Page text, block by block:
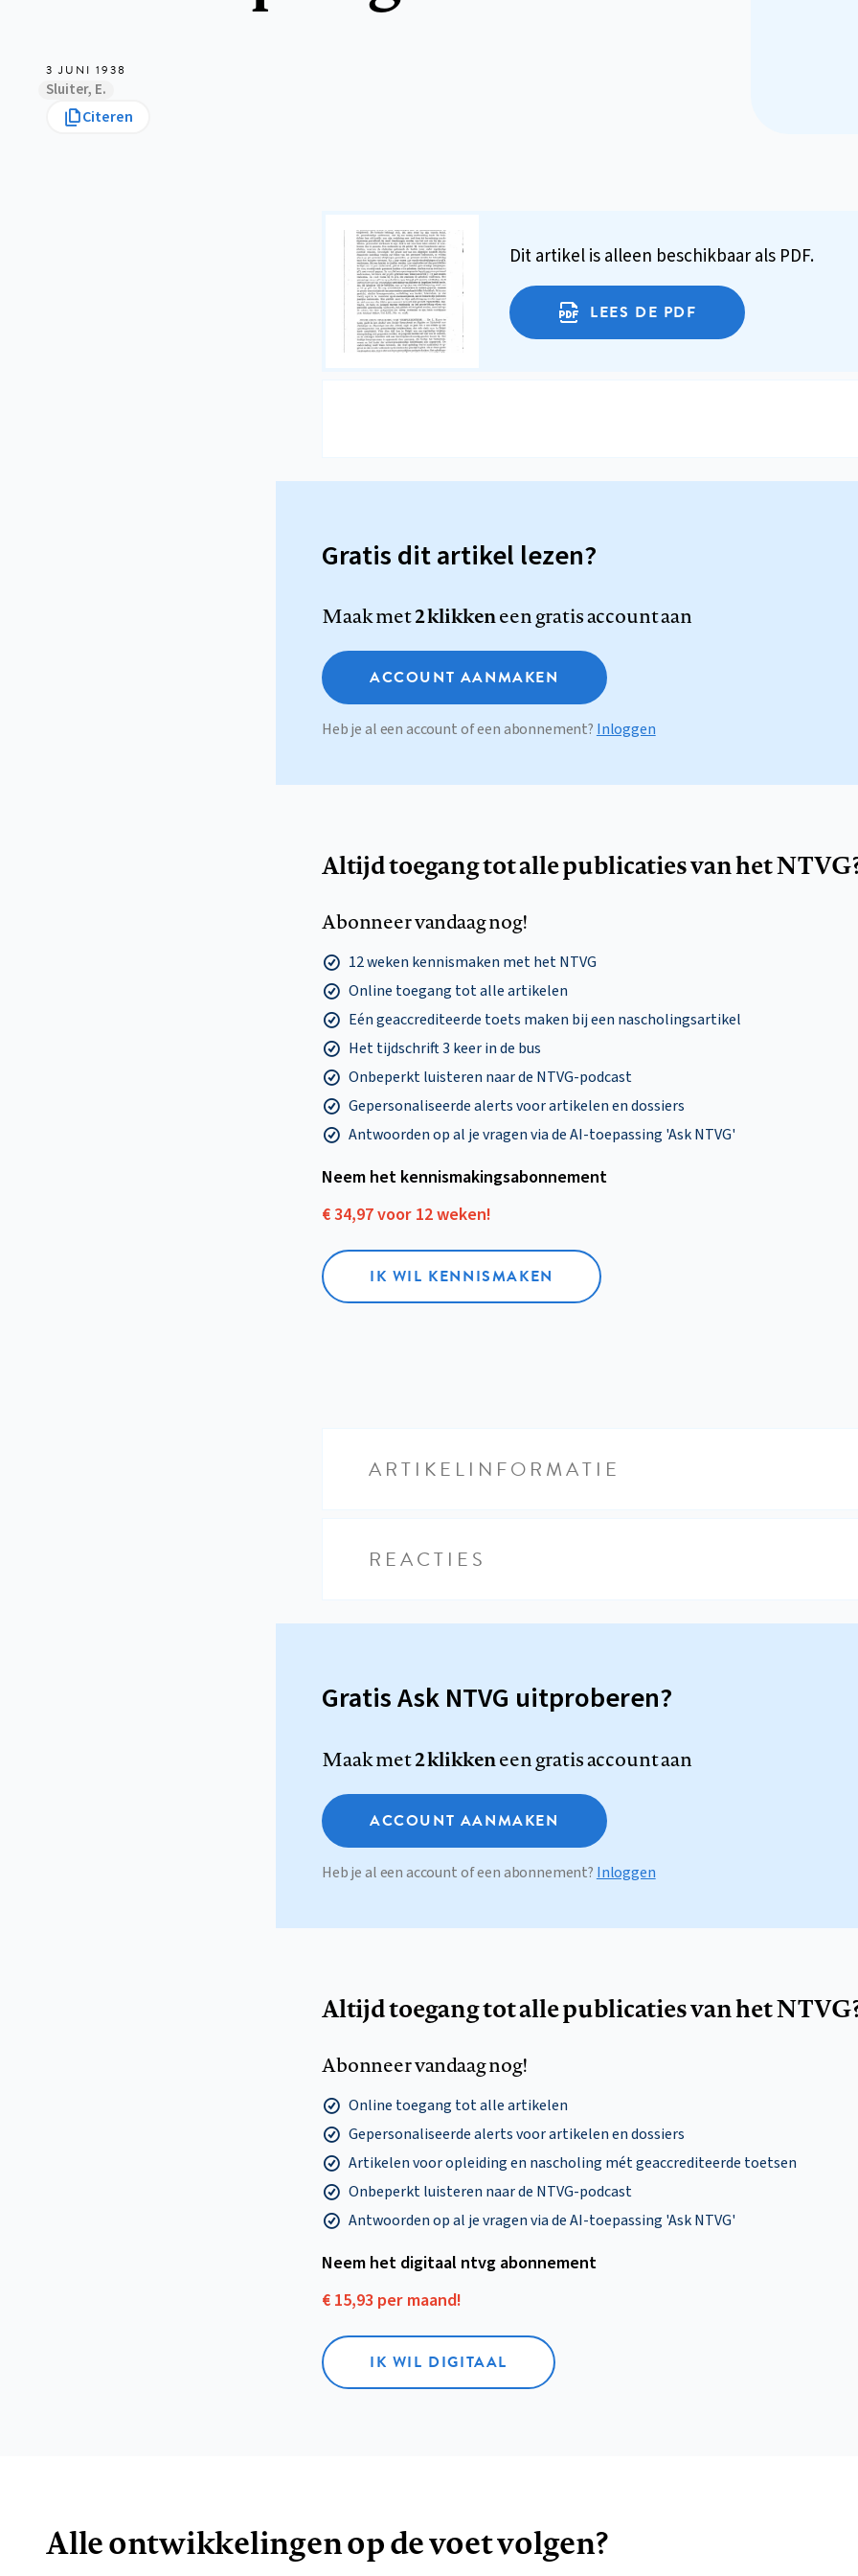
3 JUNI 1938
Sluiter, E.
Citeren
Dit artikel is alleen beschikbaar als PDF.
LEES DE PDF
Gratis dit artikel lezen?
Maak met2 klikkeneen gratis account aan
ACCOUNT AANMAKEN
Heb je al een account of een abonnement? Inloggen
Altijd toegang tot alle publicaties van het
Abonneer vandaag nog!
12 weken kennismaken met het NTVG
Online toegang tot alle artikelen
Eén geaccrediteerde toets maken bij een nascholingsartikel
Het tijdschrift 3 keer in de bus
Onbeperkt luisteren naar de NTVG-podcast
Gepersonaliseerde alerts voor artikelen en dossiers
Antwoorden op al je vragen via de AI-toepassing 'Ask NTVG'
Neem het kennismakings­abonnement
€ 34,97 voor 12 weken!
IK WIL KENNISMAKEN
ARTIKELINFORMATIE
REACTIES
Gratis Ask NTVG uitproberen?
Maak met2 klikkeneen gratis account aan
ACCOUNT AANMAKEN
Heb je al een account of een abonnement? Inloggen
Altijd toegang tot alle publicaties van het
Abonneer vandaag nog!
Online toegang tot alle artikelen
Gepersonaliseerde alerts voor artikelen en dossiers
Artikelen voor opleiding en nascholing mét geaccrediteerde toetsen
Onbeperkt luisteren naar de NTVG-podcast
Antwoorden op al je vragen via de AI-toepassing 'Ask NTVG'
Neem het digitaal ntvg abonnement
€ 15,93 per maand!
IK WIL DIGITAAL
Alle ontwikkelingen op de voet volgen?